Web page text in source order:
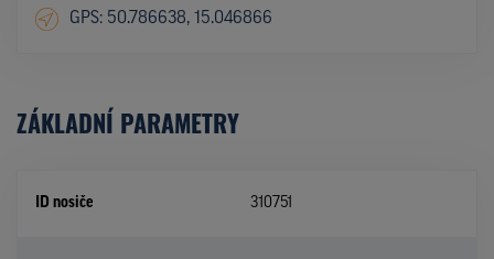
GPS: 50.786638, 15.046866
ZÁKLADNÍ PARAMETRY
ID nosiče 310751